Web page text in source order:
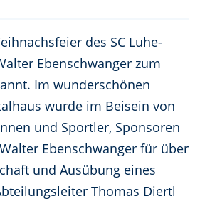
des SC Luhe-
Ebenschwanger zum
Im wunderschönen
wurde im Beisein von
und Sportler, Sponsoren
Ebenschwanger für über
und Ausübung eines
Thomas Diertl